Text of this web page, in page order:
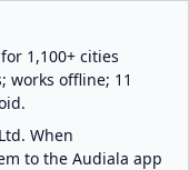
1,100+ cities
works offline; 11
When
to the Audiala app